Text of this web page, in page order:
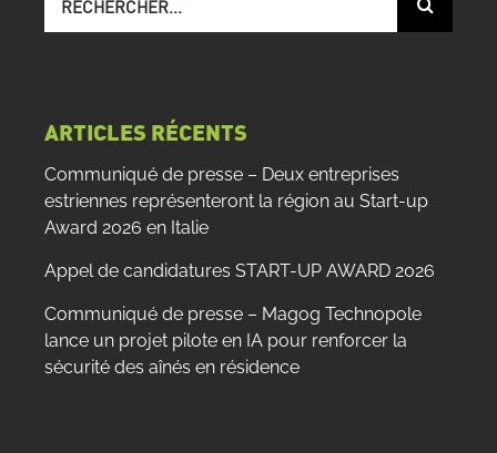
sur
ARTICLES RÉCENTS
Communiqué de presse – Deux entreprises
estriennes représenteront la région au Start-up
Award 2026 en Italie
Appel de candidatures START-UP AWARD 2026
Communiqué de presse – Magog Technopole
lance un projet pilote en IA pour renforcer la
sécurité des aînés en résidence